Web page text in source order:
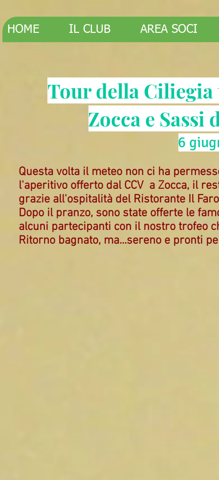
HOME IL CLUB AREA SOCI
Tour della
Zocca e Sassi
6
Questa volta il meteo non ci ha
l'aperitivo offerto dal CCV a Zocca, il
grazie all'ospitalità del Ristorante Il
Dopo il pranzo, sono state offerte le
alcuni partecipanti con il nostro trofeo
Ritorno bagnato, ma...sereno e pronti